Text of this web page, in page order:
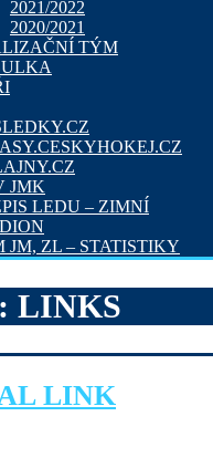
2021/2022
2020/2021
TÝM
JMK
LEDU – ZIMNÍ
JM, ZL – STATISTIKY
LINKS
LINK